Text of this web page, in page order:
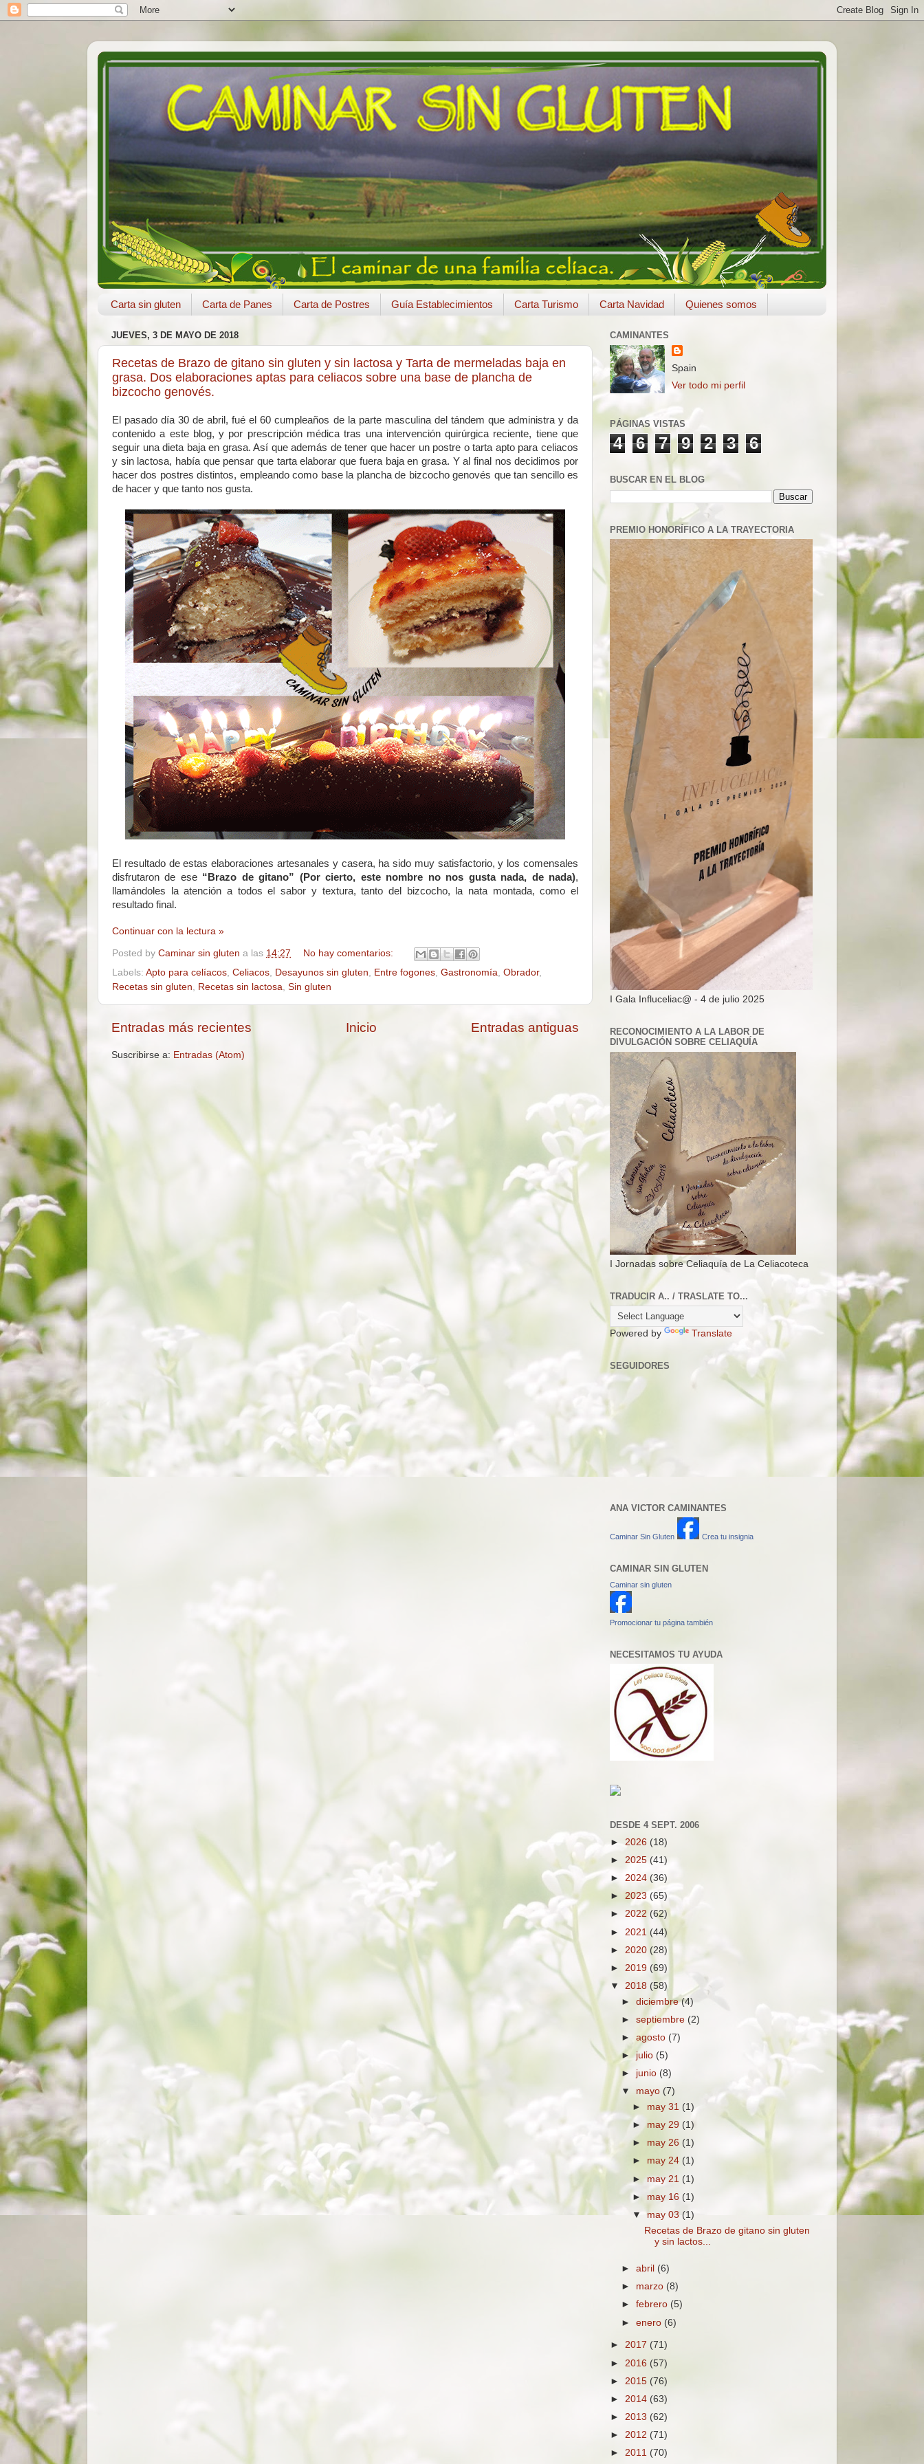
Carta sin gluten Carta de Panes Carta de Postres Guía Establecimientos Carta Turismo Carta Navidad Quienes somos
JUEVES, 3 DE MAYO DE 2018
Recetas de Brazo de gitano sin gluten y sin lactosa y Tarta de mermeladas baja en
grasa. Dos elaboraciones aptas para celiacos sobre una base de plancha de
bizcocho genovés.
El pasado día 30 de abril, fué el 60 cumpleaños de la parte masculina del tándem que administra y da
contenido a este blog, y por prescripción médica tras una intervención quirúrgica reciente, tiene que
seguir una dieta baja en grasa. Así que además de tener que hacer un postre o tarta apto para celiacos
y sin lactosa, había que pensar que tarta elaborar que fuera baja en grasa. Y al final nos decidimos por
hacer dos postres distintos, empleando como base la plancha de bizcocho genovés que tan sencillo es
de hacer y que tanto nos gusta.
El resultado de estas elaboraciones artesanales y casera, ha sido muy satisfactorio, y los comensales
disfrutaron de ese “Brazo de gitano” (Por cierto, este nombre no nos gusta nada, de nada),
llamándoles la atención a todos el sabor y textura, tanto del bizcocho, la nata montada, como el
resultado final.
Continuar con la lectura »
Posted by Caminar sin gluten a las 14:27
No hay comentarios:
Labels: Apto para celíacos Celiacos Desayunos sin gluten Entre fogones Gastronomía Obrador,
Recetas sin gluten
Recetas sin lactosa Sin gluten
Entradas más recientes Entradas antiguas
Inicio
Suscribirse a: Entradas (Atom)
CAMINANTES
Spain
Ver todo mi perfil
PÁGINAS VISTAS
4 6 7 9 2 3 6
BUSCAR EN EL BLOG
PREMIO HONORÍFICO A LA TRAYECTORIA
I Gala Influceliac@ - 4 de julio 2025
RECONOCIMIENTO A LA LABOR DE
DIVULGACIÓN SOBRE CELIAQUÍA
I Jornadas sobre Celiaquía de La Celiacoteca
TRADUCIR A.. / TRASLATE TO...
Powered by Translate
SEGUIDORES
ANA VICTOR CAMINANTES
Caminar Sin Gluten Crea tu insignia
CAMINAR SIN GLUTEN
Caminar sin gluten
Promocionar tu página también
NECESITAMOS TU AYUDA
DESDE 4 SEPT. 2006
► 2026 (18)
► 2025 (41)
► 2024 (36)
► 2023 (65)
► 2022 (62)
► 2021 (44)
► 2020 (28)
► 2019 (69)
▼ 2018 (58)
►diciembre(4)
►septiembre (2)
►agosto (7)
►julio (5)
► junio (8)
▼ mayo(7)
► may 31 (1)
► may 29 (1)
► may 26 (1)
► may 24 (1)
►may 21 (1)
► may 16 (1)
▼may 03 (1)
Recetas de Brazo de gitano sin gluten
y sin lactos...
►abril (6)
► marzo (8)
►febrero (5)
►enero (6)
► 2017 (71)
► 2016 (57)
► 2015 (76)
► 2014 (63)
► 2013 (62)
► 2012 (71)
► 2011 (70)